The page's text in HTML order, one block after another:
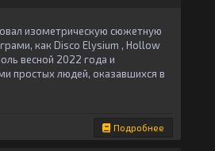
изометрическую сюжетную
как Disco Elysium , Hollow
весной 2022 года и
простых людей, оказавшихся в
Подробнее